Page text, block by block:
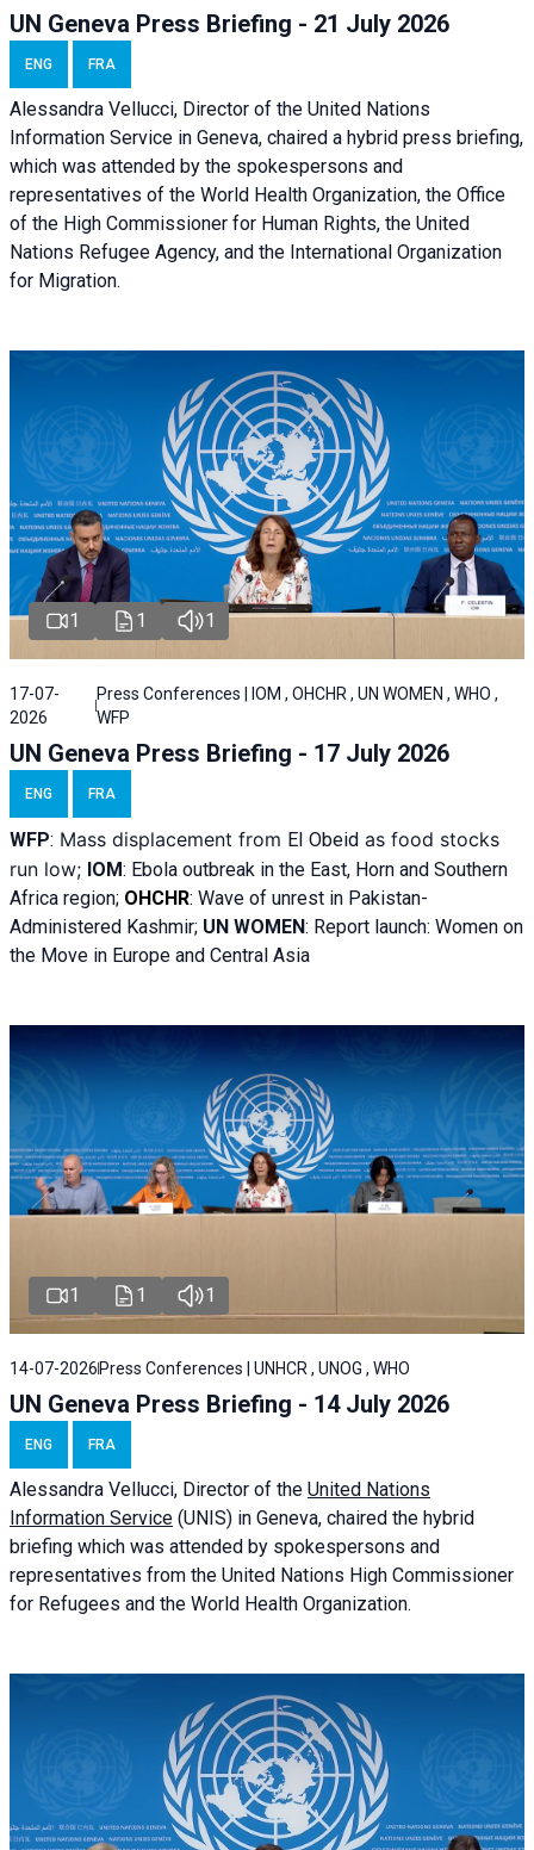
UN Geneva Press Briefing - 21 July 2026
ENG FRA
Alessandra Vellucci, Director of the United Nations
Information Service in Geneva, chaired a hybrid press briefing,
which was attended by the spokespersons and
representatives of the World Health Organization, the Office
of the High Commissioner for Human Rights, the United
Nations Refugee Agency, and the International Organization
for Migration.
1 1 1
17-07-
2026
Press Conferences | IOM , OHCHR , UN WOMEN , WHO ,
WFP
UN Geneva Press Briefing - 17 July 2026
ENG FRA
WFP: Mass displacement from El Obeid as food stocks
run low; IOM: Ebola outbreak in the East, Horn and Southern
Africa region; OHCHR: Wave of unrest in Pakistan-
Administered Kashmir; UN WOMEN: Report launch: Women on
the Move in Europe and Central Asia
1 1 1
14-07-2026 Press Conferences | UNHCR , UNOG , WHO
UN Geneva Press Briefing - 14 July 2026
ENG FRA
Alessandra Vellucci, Director of the United Nations
Information Service (UNIS) in Geneva, chaired the hybrid
briefing which was attended by spokespersons and
representatives from the United Nations High Commissioner
for Refugees and the World Health Organization.